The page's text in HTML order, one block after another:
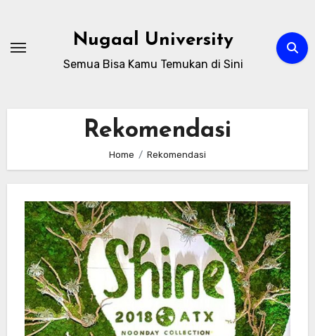
content
Nugaal University
Semua Bisa Kamu Temukan di Sini
Rekomendasi
Home Rekomendasi